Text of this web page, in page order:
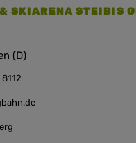
SKIARENA STEIBIS
(D)